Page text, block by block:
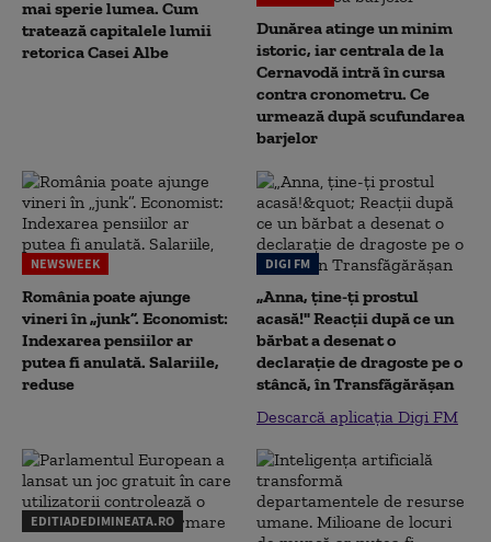
mai sperie lumea. Cum
tratează capitalele lumii
retorica Casei Albe
Dunărea atinge un minim
istoric, iar centrala de la
Cernavodă intră în cursa
contra cronometru. Ce
urmează după scufundarea
barjelor
NEWSWEEK
România poate ajunge
vineri în „junk”. Economist:
Indexarea pensiilor ar
putea fi anulată. Salariile,
reduse
DIGI FM
„Anna, ţine-ţi prostul
acasă!" Reacţii după ce un
bărbat a desenat o
declaraţie de dragoste pe o
stâncă, în Transfăgărăşan
Descarcă aplicația Digi FM
EDITIADEDIMINEATA.RO